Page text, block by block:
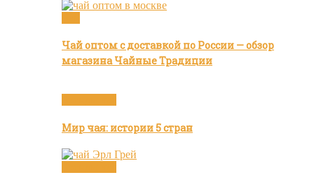
Чай оптом с доставкой по России — обзор
магазина Чайные Традиции
Мир чая: истории 5 стран